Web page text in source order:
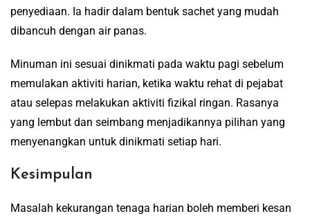
penyediaan. Ia hadir dalam bentuk sachet yang mudah
dibancuh dengan air panas.
Minuman ini sesuai dinikmati pada waktu pagi sebelum
memulakan aktiviti harian, ketika waktu rehat di pejabat
atau selepas melakukan aktiviti fizikal ringan. Rasanya
yang lembut dan seimbang menjadikannya pilihan yang
menyenangkan untuk dinikmati setiap hari.
Kesimpulan
Masalah kekurangan tenaga harian boleh memberi kesan